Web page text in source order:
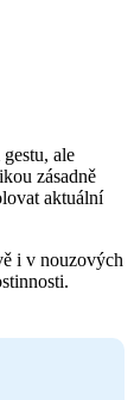
ale
zásadně
aktuální
i v nouzových